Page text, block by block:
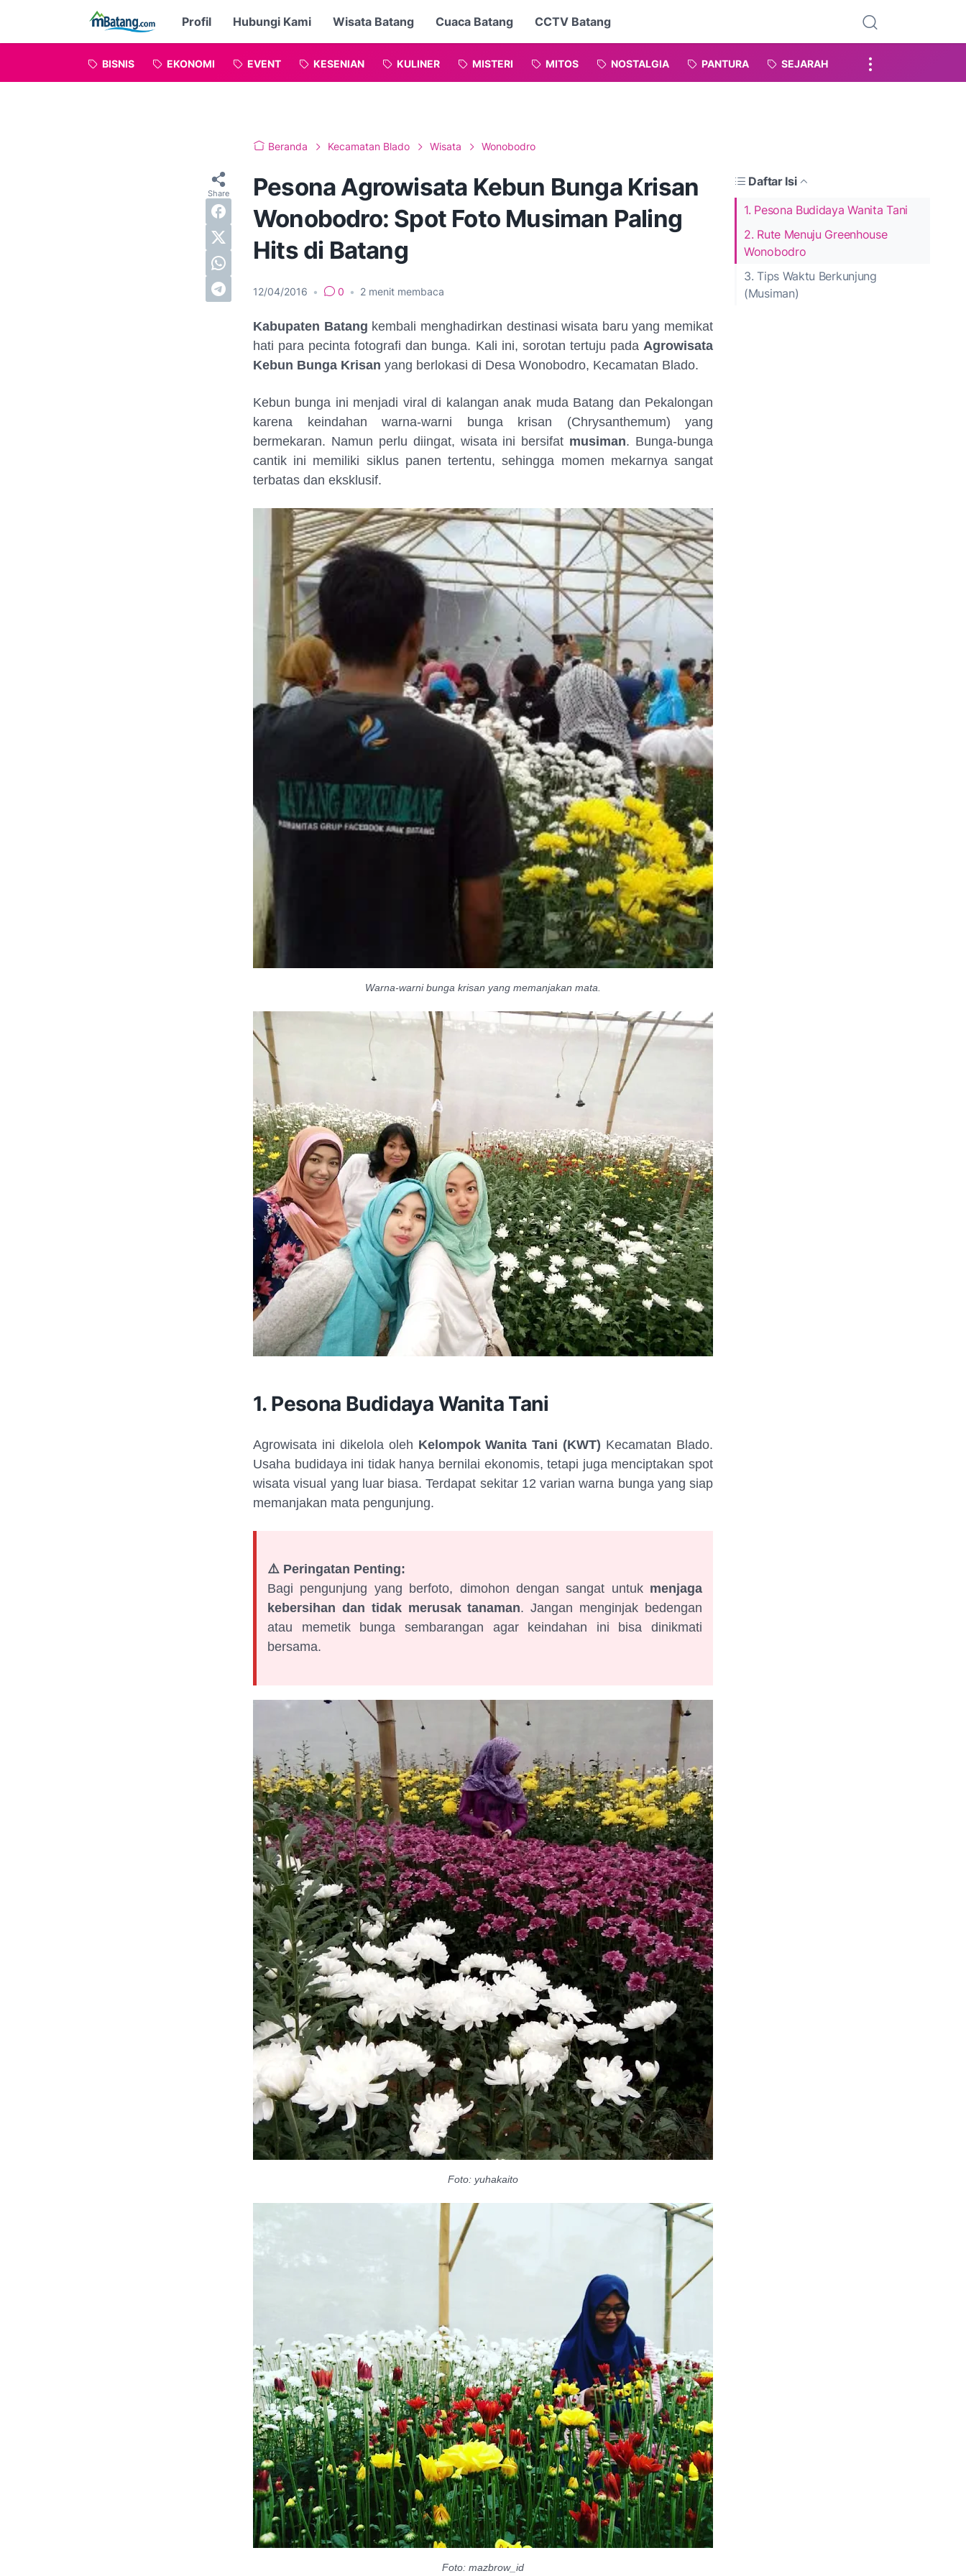
Profil Hubungi Kami Wisata Batang Cuaca Batang CCTV Batang
BISNIS EKONOMI EVENT KESENIAN KULINER MISTERI MITOS NOSTALGIA PANTURA SEJARAH
Beranda Kecamatan Blado Wisata Wonobodro
Pesona Agrowisata Kebun Bunga Krisan
Wonobodro: Spot Foto Musiman Paling
Hits di Batang
12/04/2016 • 0 • 2 menit membaca
Daftar Isi
1. Pesona Budidaya Wanita Tani
2. Rute Menuju Greenhouse
Wonobodro
3. Tips Waktu Berkunjung
(Musiman)
Kabupaten Batang kembali menghadirkan destinasi wisata baru yang memikat
hati para pecinta fotografi dan bunga. Kali ini, sorotan tertuju pada Agrowisata
Kebun Bunga Krisan yang berlokasi di Desa Wonobodro, Kecamatan Blado.
Kebun bunga ini menjadi viral di kalangan anak muda Batang dan Pekalongan
karena keindahan warna-warni bunga krisan (Chrysanthemum) yang
bermekaran. Namun perlu diingat, wisata ini bersifat musiman. Bunga-bunga
cantik ini memiliki siklus panen tertentu, sehingga momen mekarnya sangat
terbatas dan eksklusif.
Warna-warni bunga krisan yang memanjakan mata.
1. Pesona Budidaya Wanita Tani
Agrowisata ini dikelola oleh Kelompok Wanita Tani (KWT) Kecamatan Blado.
Usaha budidaya ini tidak hanya bernilai ekonomis, tetapi juga menciptakan spot
wisata visual yang luar biasa. Terdapat sekitar 12 varian warna bunga yang siap
memanjakan mata pengunjung.
⚠️ Peringatan Penting:
Bagi pengunjung yang berfoto, dimohon dengan sangat untuk menjaga
kebersihan dan tidak merusak tanaman. Jangan menginjak bedengan
atau memetik bunga sembarangan agar keindahan ini bisa dinikmati
bersama.
Foto: yuhakaito
Foto: mazbrow_id